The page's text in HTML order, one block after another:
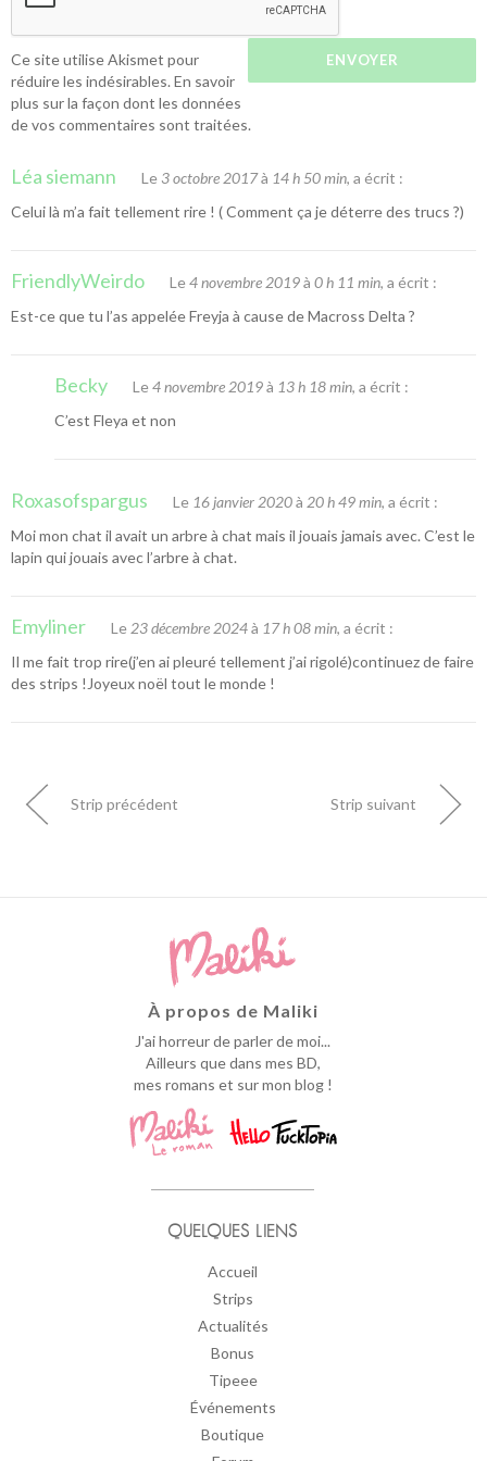
Ce site utilise Akismet pour
réduire les indésirables. En savoir
plus sur la façon dont les données
de vos commentaires sont traitées.
Léa siemann Le 3 octobre 2017à 14 h 50 min, a écrit :
Celui là m’a fait tellement rire ! ( Comment ça je déterre des trucs ?)
FriendlyWeirdo Le4 novembre 2019à 0 h 11 min, a écrit :
Est-ce que tu l’as appelée Freyja à cause de Macross Delta ?
Becky Le4 novembre 2019à 13 h 18 min, a écrit :
C’est Fleya et non
Roxasofspargus Le 16 janvier 2020à 20 h 49 min, a écrit :
Moi mon chat il avait un arbre à chat mais il jouais jamais avec. C’est le
lapin qui jouais avec l’arbre à chat.
Emyliner Le 23 décembre 2024à 17 h 08 min, a écrit :
Il me fait trop rire(j’en ai pleuré tellement j’ai rigolé)continuez de faire
des strips !Joyeux noël tout le monde !
Strip précédent Strip suivant
À propos de Maliki
J'ai horreur de parler de moi...
Ailleurs que dans mes BD,
mes romans et sur mon blog !
QUELQUES LIENS
Accueil
Strips
Actualités
Bonus
Tipeee
Événements
Boutique